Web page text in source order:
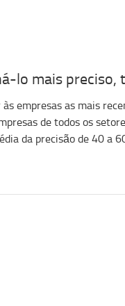
lo mais preciso,
empresas as mais
de todos os
da precisão de 40 a